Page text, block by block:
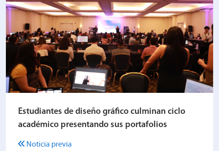
Estudiantes de diseño gráfico culminan ciclo
académico presentando sus portafolios
Noticia previa